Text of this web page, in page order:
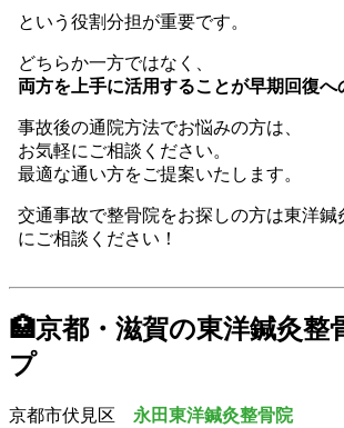
という役割分担が重要です。
どちらか一方ではなく、
両方を上手に活用することが早期回復へ
事故後の通院方法でお悩みの方は、
お気軽にご相談ください。
最適な通い方をご提案いたします。
交通事故で整骨院をお探しの方は東洋鍼
にご相談ください！
🏥京都・滋賀の東洋鍼灸整
プ
京都市伏見区 永田東洋鍼灸整骨院